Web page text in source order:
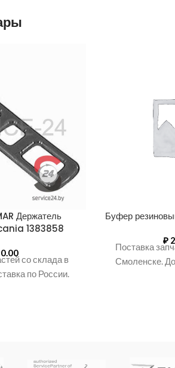
Держатель
1383858
со склада в
по России.
Буфер
₽
Поставка
Смоленске.